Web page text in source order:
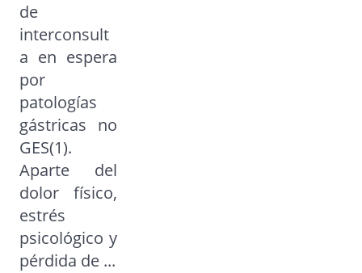
de
interconsult
a en espera
por
patologías
gástricas no
GES(1).
Aparte del
dolor físico,
estrés
psicológico y
pérdida de ...